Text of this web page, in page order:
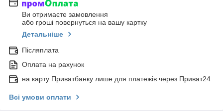
Ви отримаєте замовлення
або гроші повернуться на вашу картку
Детальніше
Післяплата
Оплата на рахунок
на карту Приватбанку лише для платежів через Приват24
Всі умови оплати